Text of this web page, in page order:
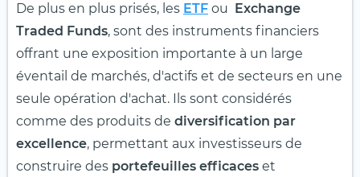
De plus en plus prisés, les ETF ou
Exchange
Traded Funds, sont des instruments financiers
offrant une exposition importante à un large
éventail de marchés, d'actifs et de secteurs en une
seule opération d'achat. Ils sont considérés
comme des produits de diversification par
excellence, permettant aux investisseurs de
construire des portefeuilles efficaces et